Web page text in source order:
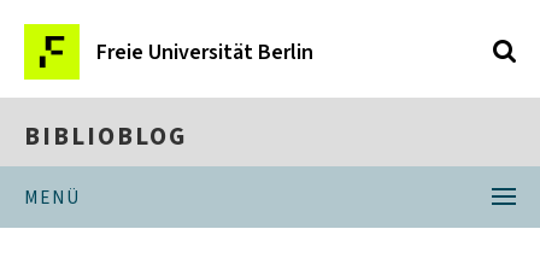
Freie Universität Berlin
BIBLIOBLOG
MENÜ